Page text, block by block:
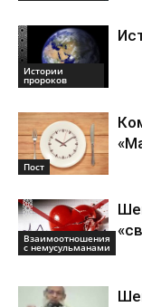
Истории
пророков
Пост
Взаимоотношения
с немусульманами